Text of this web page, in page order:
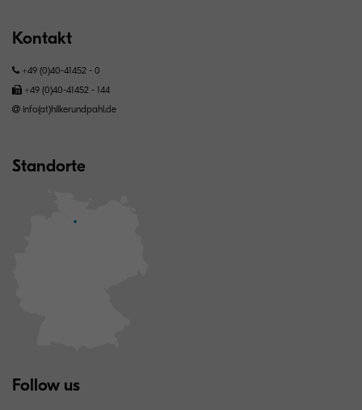
Kontakt
+49 (0)40-41452 - 0
+49 (0)40-41452 - 144
info(at)hilkerundpahl.de
Standorte
Follow us